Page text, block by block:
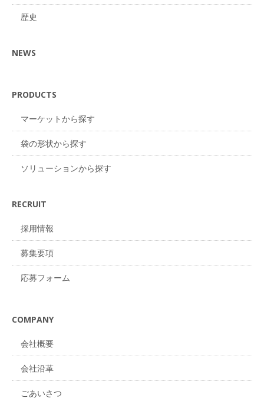
歴史
NEWS
PRODUCTS
マーケットから探す
袋の形状から探す
ソリューションから探す
RECRUIT
採用情報
募集要項
応募フォーム
COMPANY
会社概要
会社沿革
ごあいさつ